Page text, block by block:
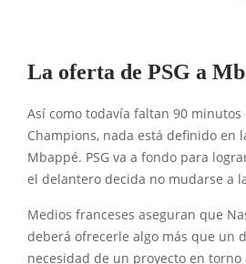
La oferta de PSG a
Así como todavía faltan 90 minutos
Champions, nada está definido en
Mbappé. PSG va a fondo para
el delantero decida no mudarse a
Medios franceses aseguran que
deberá ofrecerle algo más que un
necesidad de un proyecto en